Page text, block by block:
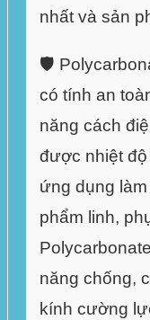
nhất và sản
🛡️
có tính an
năng cách
được nhiệt
ứng dụng
phẩm linh,
Polycarbonate
năng chống,
kính cường